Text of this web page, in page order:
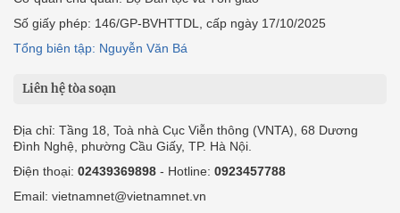
Số giấy phép: 146/GP-BVHTTDL, cấp ngày 17/10/2025
Tổng biên tập: Nguyễn Văn Bá
Liên hệ tòa soạn
Địa chỉ: Tầng 18, Toà nhà Cục Viễn thông (VNTA), 68 Dương
Đình Nghệ, phường Cầu Giấy, TP. Hà Nội.
Điện thoại: 02439369898 - Hotline: 0923457788
Email: vietnamnet@vietnamnet.vn